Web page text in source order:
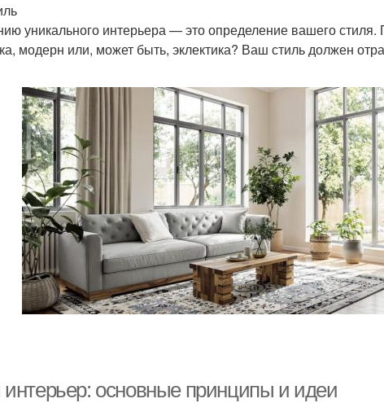
уникального интерьера — это определение вашего стиля.
модерн или, может быть, эклектика? Ваш стиль должен
основные принципы и идеи